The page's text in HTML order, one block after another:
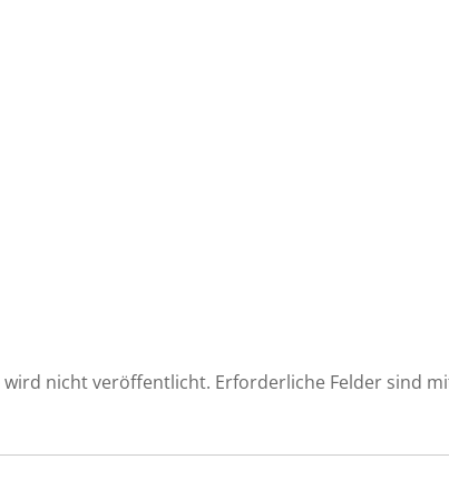
wird nicht veröffentlicht. Erforderliche Felder sind